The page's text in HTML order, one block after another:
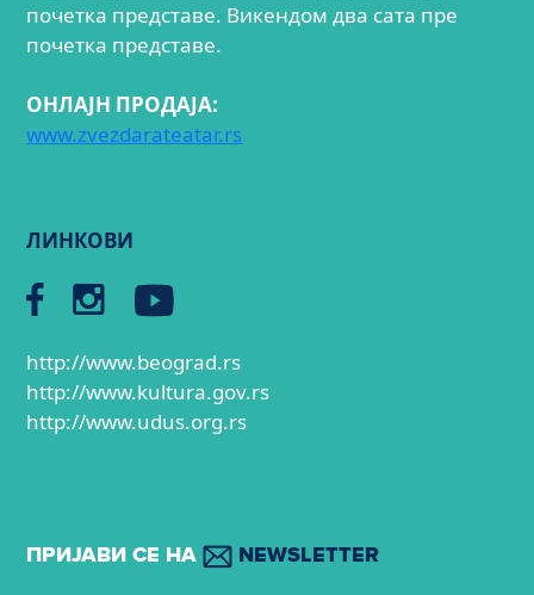
почетка представе. Викендом два сата пре
почетка представе.
ОНЛАЈН ПРОДАЈА:
www.zvezdarateatar.rs
ЛИНКОВИ
http://www.beograd.rs
http://www.kultura.gov.rs
http://www.udus.org.rs
ПРИЈАВИ СЕ НА NEWSLETTER